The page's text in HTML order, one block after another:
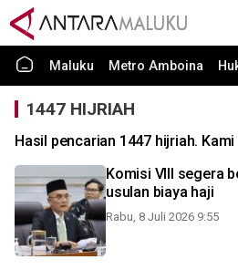
Maluku Metro Amboina
1447 HIJRIAH
Hasil pencarian 1447 hijriah.
Komisi VIII segera
usulan biaya haji
Rabu, 8 Juli 2026 9:55